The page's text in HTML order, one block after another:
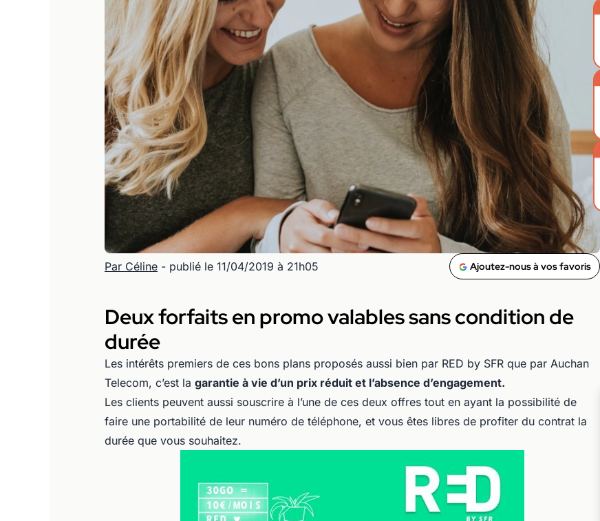
Par Céline - publié le 11/04/2019 à 21h05 Ajoutez-nous à vos favoris
Deux forfaits en promo valables sans condition de
durée
Les intérêts premiers de ces bons plans proposés aussi bien par RED by SFR que par Auchan
Telecom, c’est la garantie à vie d’un prix réduit et l’absence d’engagement.
Les clients peuvent aussi souscrire à l’une de ces deux offres tout en ayant la possibilité de
faire une portabilité de leur numéro de téléphone, et vous êtes libres de profiter du contrat la
durée que vous souhaitez.